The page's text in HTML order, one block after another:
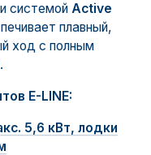
и системой Active
плавный,
ход с полным
E-LINE:
5,6 кВт, лодки